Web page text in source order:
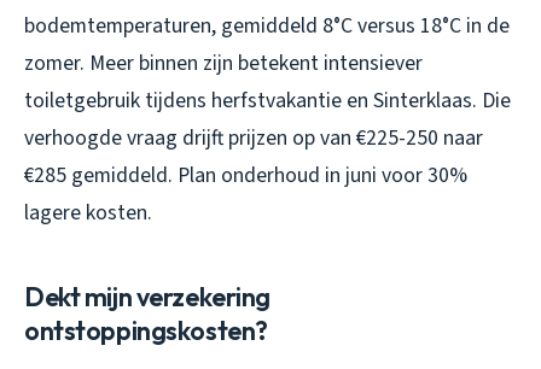
bodemtemperaturen, gemiddeld 8°C versus 18°C in de
zomer. Meer binnen zijn betekent intensiever
toiletgebruik tijdens herfstvakantie en Sinterklaas. Die
verhoogde vraag drijft prijzen op van €225-250 naar
€285 gemiddeld. Plan onderhoud in juni voor 30%
lagere kosten.
Dekt mijn verzekering
ontstoppingskosten?